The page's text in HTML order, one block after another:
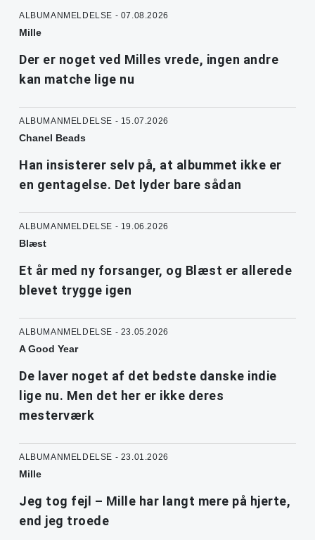
ALBUMANMELDELSE - 07.08.2026
Mille
Der er noget ved Milles vrede, ingen andre
kan matche lige nu
ALBUMANMELDELSE - 15.07.2026
Chanel Beads
Han insisterer selv på, at albummet ikke er
en gentagelse. Det lyder bare sådan
ALBUMANMELDELSE - 19.06.2026
Blæst
Et år med ny forsanger, og Blæst er allerede
blevet trygge igen
ALBUMANMELDELSE - 23.05.2026
A Good Year
De laver noget af det bedste danske indie
lige nu. Men det her er ikke deres
mesterværk
ALBUMANMELDELSE - 23.01.2026
Mille
Jeg tog fejl – Mille har langt mere på hjerte,
end jeg troede